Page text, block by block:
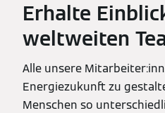
Erhalte
weltweiten
Alle unsere
Energiezukunft zu
Menschen so